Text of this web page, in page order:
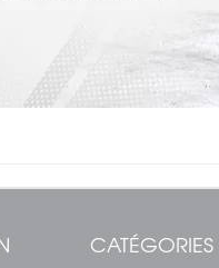
CATÉGORIES